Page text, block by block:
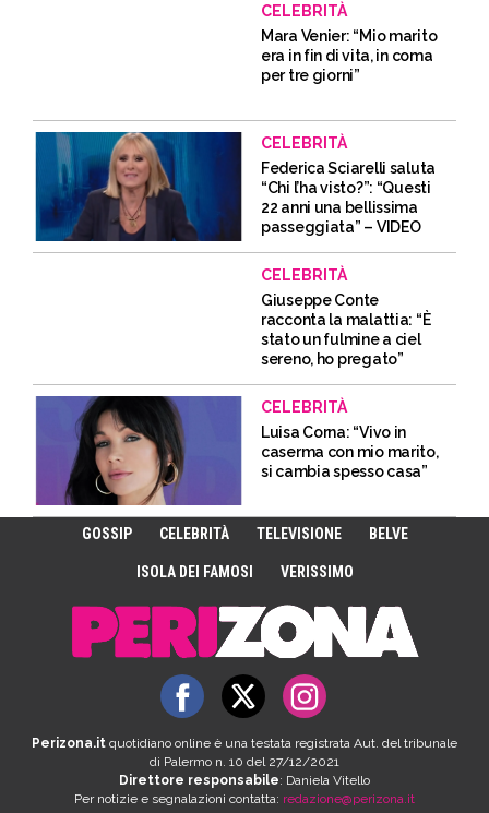
CELEBRITÀ
Mara Venier: “Mio marito
era in fin di vita, in coma
per tre giorni”
CELEBRITÀ
Federica Sciarelli saluta
“Chi l’ha visto?”: “Questi
22 anni una bellissima
passeggiata” – VIDEO
CELEBRITÀ
Giuseppe Conte
racconta la malattia: “È
stato un fulmine a ciel
sereno, ho pregato”
CELEBRITÀ
Luisa Corna: “Vivo in
caserma con mio marito,
si cambia spesso casa”
GOSSIP CELEBRITÀ TELEVISIONE BELVE
ISOLA DEI FAMOSI VERISSIMO
Perizona.it quotidiano online è una testata registrata Aut. del tribunale
di Palermo n. 10 del 27/12/2021
Direttore responsabile: Daniela Vitello
Per notizie e segnalazioni contatta: redazione@perizona.it